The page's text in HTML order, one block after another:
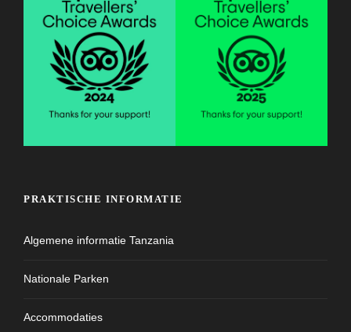
PRAKTISCHE INFORMATIE
Algemene informatie Tanzania
Nationale Parken
Accommodaties